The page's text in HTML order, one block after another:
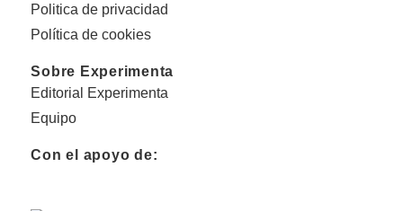
Politica de privacidad
Política de cookies
Sobre Experimenta
Editorial Experimenta
Equipo
Con el apoyo de: